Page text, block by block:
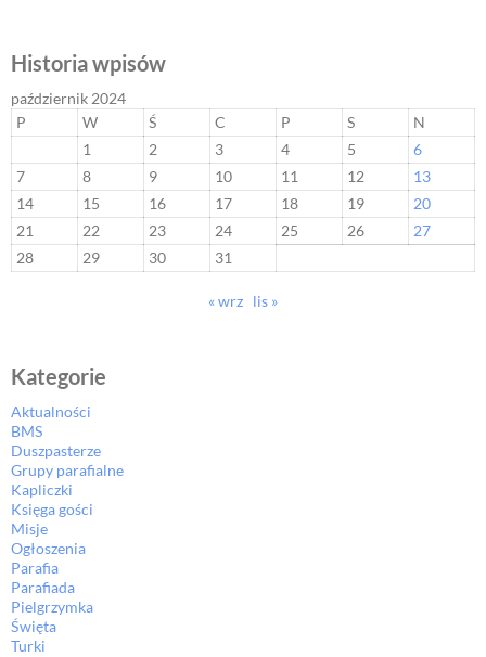
Historia wpisów
październik 2024
P
W Ś C P S
N
1
2 3 4 5
6
7
8 9 10 11 12
13
14
15 16 17 18 19
20
21
22 23 24 25 26
27
28
29 30 31
« wrz lis »
Kategorie
Aktualności
BMS
Duszpasterze
Grupy parafialne
Kapliczki
Księga gości
Misje
Ogłoszenia
Parafia
Parafiada
Pielgrzymka
Święta
Turki